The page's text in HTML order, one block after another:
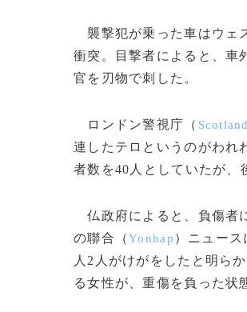
襲撃犯が乗った車はウェ
衝突。目撃者によると、車
官を刃物で刺した。
ロンドン警視庁（
連したテロというのがわれ
者数を40人としていたが、
仏政府によると、負傷者
の聯合（Yonhap ）ニュー
人2人がけがをしたと明ら
る女性が、重傷を負った状